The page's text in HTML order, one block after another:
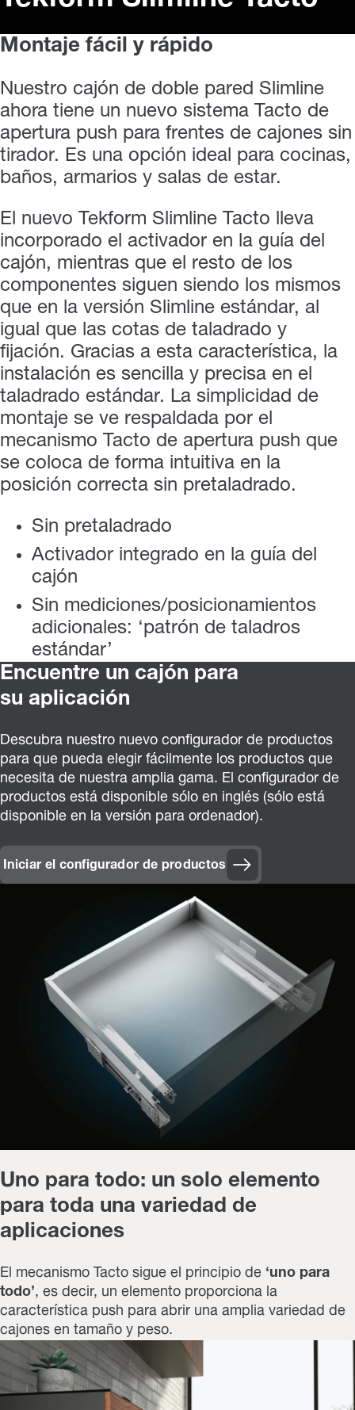
Montaje fácil y rápido
Nuestro cajón de doble pared Slimline
ahora tiene un nuevo sistema Tacto de
apertura push para frentes de cajones sin
tirador. Es una opción ideal para cocinas,
baños, armarios y salas de estar.
El nuevo Tekform Slimline Tacto lleva
incorporado el activador en la guía del
cajón, mientras que el resto de los
componentes siguen siendo los mismos
que en la versión Slimline estándar, al
igual que las cotas de taladrado y
fijación. Gracias a esta característica, la
instalación es sencilla y precisa en el
taladrado estándar. La simplicidad de
montaje se ve respaldada por el
mecanismo Tacto de apertura push que
se coloca de forma intuitiva en la
posición correcta sin pretaladrado.
Sin pretaladrado
Activador integrado en la guía del
cajón
Sin mediciones/posicionamientos
adicionales: ‘patrón de taladros
estándar’
Encuentre un cajón para
su aplicación
Descubra nuestro nuevo configurador de productos
para que pueda elegir fácilmente los productos que
necesita de nuestra amplia gama. El configurador de
productos está disponible sólo en inglés (sólo está
disponible en la versión para ordenador).
Iniciar el configurador de productos
Uno para todo: un solo elemento
para toda una variedad de
aplicaciones
El mecanismo Tacto sigue el principio de ‘uno para
todo’, es decir, un elemento proporciona la
característica push para abrir una amplia variedad de
cajones en tamaño y peso.